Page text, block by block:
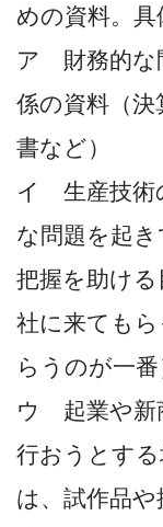
めの資料。具
ア 財務的な
係の資料（
書など）
イ 生産技術
な問題を起
把握を助け
社に来ても
らうのが一番
ウ 起業や新
行おうとす
は、試作品